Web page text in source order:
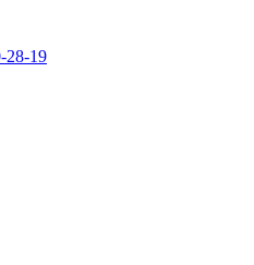
28-19